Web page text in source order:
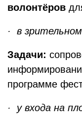
волонтёров
· в
Задачи:
программе
· у входа на